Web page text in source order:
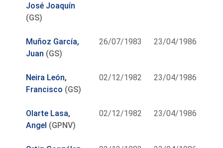
José Joaquín
(GS)
Muñoz García,
Juan (GS)
26/07/1983 23/04/1986
Neira León,
Francisco (GS)
02/12/1982 23/04/1986
Olarte Lasa,
Angel (GPNV)
02/12/1982 23/04/1986